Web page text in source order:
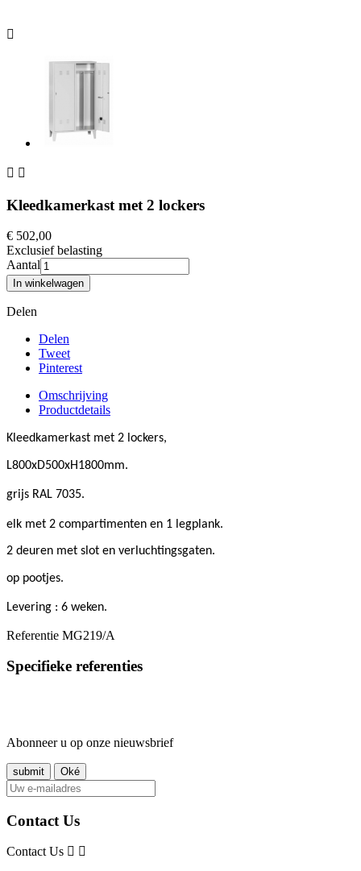

 
Kleedkamerkast met 2 lockers
€ 502,00
Exclusief belasting
Aantal
In winkelwagen
Delen
Delen
Tweet
Pinterest
Omschrijving
Productdetails
Kleedkamerkast met 2 lockers,
L800xD500xH1800mm.
grijs RAL 7035.
elk met 2 compartimenten en 1 legplank.
2 deuren met slot en verluchtingsgaten.
op pootjes.
Levering : 6 weken.
Referentie MG219/A
Specifieke referenties
Abonneer u op onze nieuwsbrief
Contact Us
Contact Us